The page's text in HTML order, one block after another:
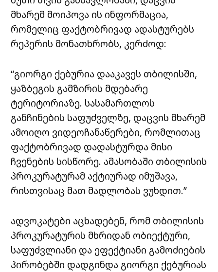
მხარემ მოიპოვა ის ინფორმაცია,
რომელიც ფაქტობრივად ადასტურებს
რეპერის მონათხრობს, კერძოდ:
“გიორგი ქებურია დააკავეს თბილისში,
ყაზბეგის გამზირის მდებარე
ტერიტორიაზე. სასამართლოს
განჩინების საფუძველზე, დაცვის მხარემ
ამოიღო ვიდეოჩანაწერები, რომლითაც
ფაქტობრივად დადასტურდა მისი
ჩვენების სისწორე. ამასობაში თბილისის
პროკურატურამ აქტიურად იმუშავა,
რისთვისაც მათ მადლობას ვუხდით.”
ადვოკატები აცხადებენ, რომ თბილისის
პროკურატურის მხრიდან ობიექტური,
საფუძვლიანი და ეფექტიანი გამოძიების
პირობებში დადგინდა გიორგი ქებურიას